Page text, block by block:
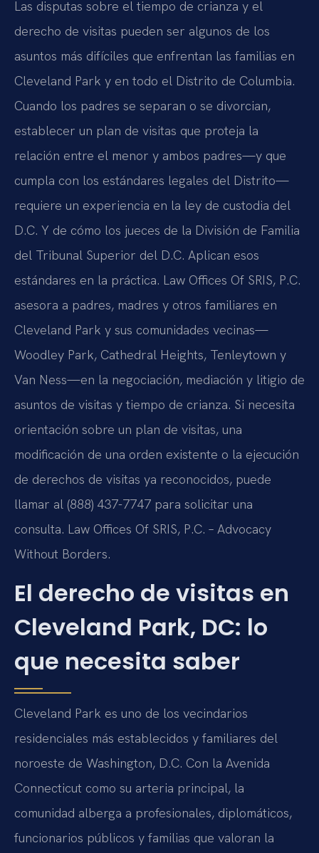
Las disputas sobre el tiempo de crianza y el
derecho de visitas pueden ser algunos de los
asuntos más difíciles que enfrentan las familias en
Cleveland Park y en todo el Distrito de Columbia.
Cuando los padres se separan o se divorcian,
establecer un plan de visitas que proteja la
relación entre el menor y ambos padres—y que
cumpla con los estándares legales del Distrito—
requiere un experiencia en la ley de custodia del
D.C. Y de cómo los jueces de la División de Familia
del Tribunal Superior del D.C. Aplican esos
estándares en la práctica. Law Offices Of SRIS, P.C.
asesora a padres, madres y otros familiares en
Cleveland Park y sus comunidades vecinas—
Woodley Park, Cathedral Heights, Tenleytown y
Van Ness—en la negociación, mediación y litigio de
asuntos de visitas y tiempo de crianza. Si necesita
orientación sobre un plan de visitas, una
modificación de una orden existente o la ejecución
de derechos de visitas ya reconocidos, puede
llamar al (888) 437-7747 para solicitar una
consulta. Law Offices Of SRIS, P.C. – Advocacy
Without Borders.
El derecho de visitas en
Cleveland Park, DC: lo
que necesita saber
Cleveland Park es uno de los vecindarios
residenciales más establecidos y familiares del
noroeste de Washington, D.C. Con la Avenida
Connecticut como su arteria principal, la
comunidad alberga a profesionales, diplomáticos,
funcionarios públicos y familias que valoran la